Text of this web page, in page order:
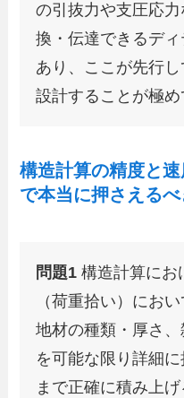
の引抜力や支圧応
換・伝達できるデ
あり、ここが先行
設計することが極め
構造計算の精度と
で本当に押さえるべ
問題1 構造計算にお
（荷重拾い）にお
地材の種類・厚さ
を可能な限り詳細
まで正確に積み上